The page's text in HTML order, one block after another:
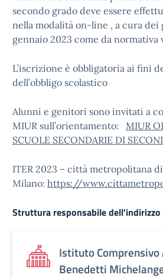
secondo grado deve essere
nella modalità on-line , a cura dei
gennaio 2023 come da normativa
L’iscrizione è obbligatoria ai fini
dell’obbligo scolastico
Alunni e genitori sono invitati a
MIUR sull’orientamento: MIUR
SCUOLE SECONDARIE DI
ITER 2023 – città metropolitana di
Milano: https://
Struttura responsabile
Istituto
Benedetti